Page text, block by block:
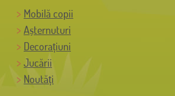
Mobilă copii
Așternuturi
Decorațiuni
Jucării
Noutăți